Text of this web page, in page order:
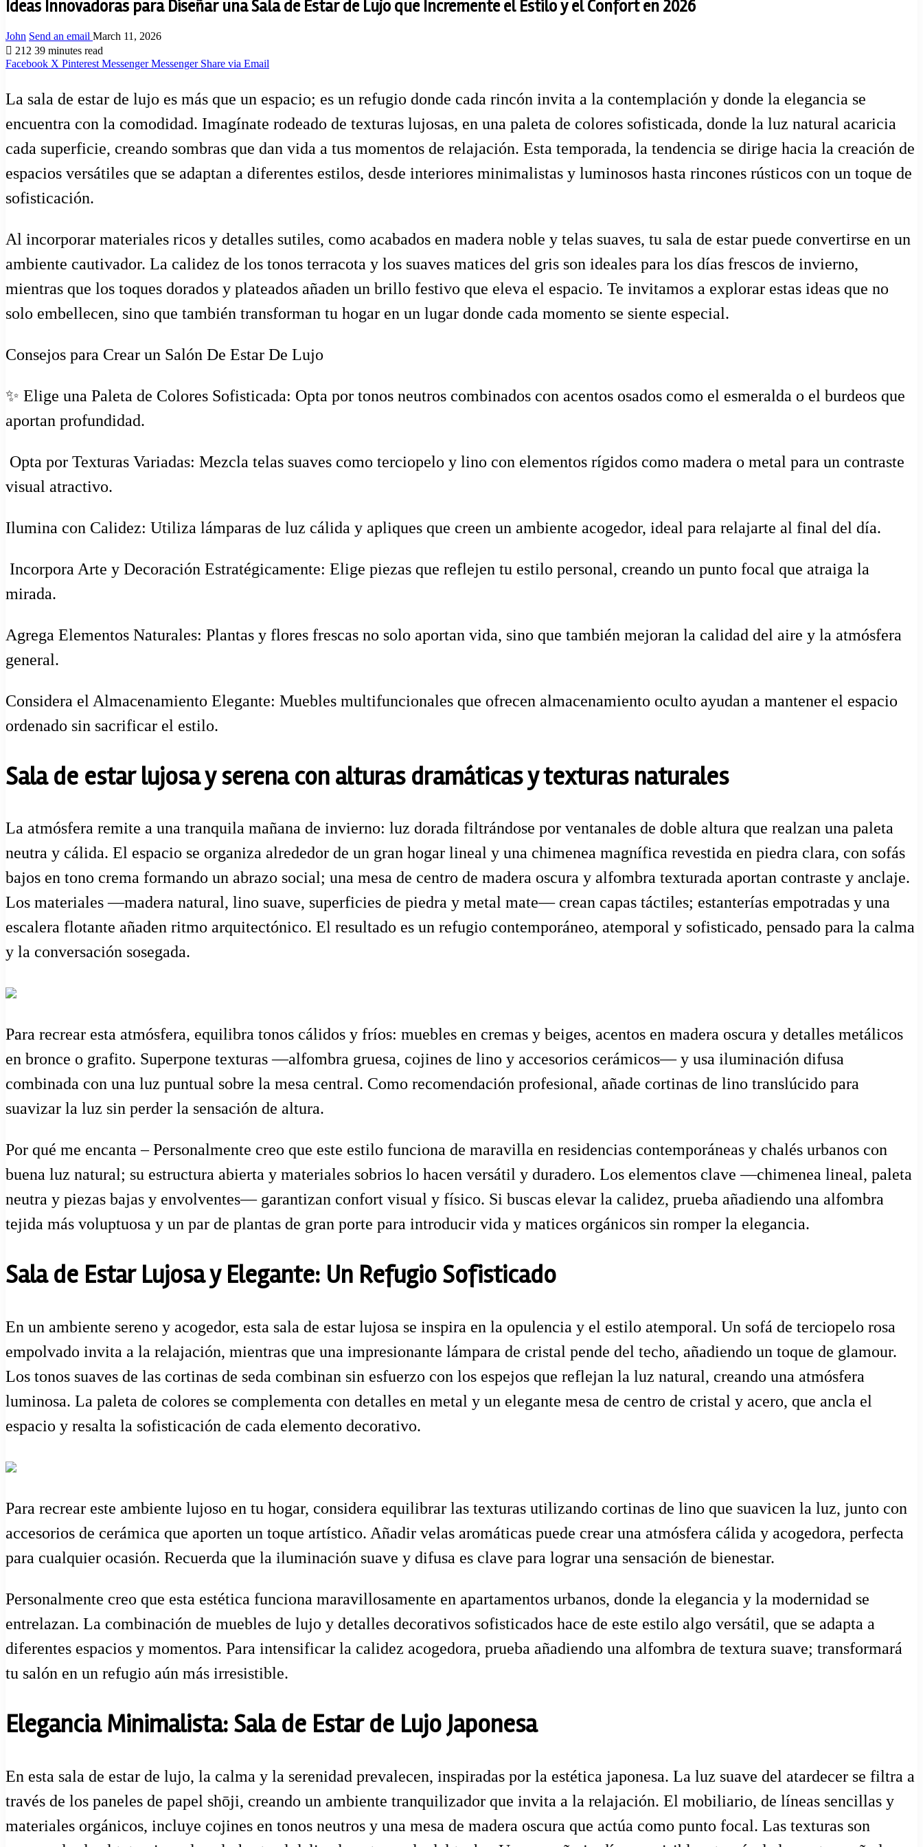
Ideas Innovadoras para Diseñar una Sala de Estar de Lujo que Incremente el Estilo y el Confort en 2026
John Send an email March 11, 2026
212 39 minutes read
Facebook X Pinterest Messenger Messenger Share via Email
La sala de estar de lujo es más que un espacio; es un refugio donde cada rincón invita a la contemplación y donde la elegancia se
encuentra con la comodidad. Imagínate rodeado de texturas lujosas, en una paleta de colores sofisticada, donde la luz natural acaricia
cada superficie, creando sombras que dan vida a tus momentos de relajación. Esta temporada, la tendencia se dirige hacia la creación de
espacios versátiles que se adaptan a diferentes estilos, desde interiores minimalistas y luminosos hasta rincones rústicos con un toque de
sofisticación.
Al incorporar materiales ricos y detalles sutiles, como acabados en madera noble y telas suaves, tu sala de estar puede convertirse en un
ambiente cautivador. La calidez de los tonos terracota y los suaves matices del gris son ideales para los días frescos de invierno,
mientras que los toques dorados y plateados añaden un brillo festivo que eleva el espacio. Te invitamos a explorar estas ideas que no
solo embellecen, sino que también transforman tu hogar en un lugar donde cada momento se siente especial.
Consejos para Crear un Salón De Estar De Lujo
✨ Elige una Paleta de Colores Sofisticada: Opta por tonos neutros combinados con acentos osados como el esmeralda o el burdeos que
aportan profundidad.
️ Opta por Texturas Variadas: Mezcla telas suaves como terciopelo y lino con elementos rígidos como madera o metal para un contraste
visual atractivo.
Ilumina con Calidez: Utiliza lámparas de luz cálida y apliques que creen un ambiente acogedor, ideal para relajarte al final del día.
️ Incorpora Arte y Decoración Estratégicamente: Elige piezas que reflejen tu estilo personal, creando un punto focal que atraiga la
mirada.
Agrega Elementos Naturales: Plantas y flores frescas no solo aportan vida, sino que también mejoran la calidad del aire y la atmósfera
general.
Considera el Almacenamiento Elegante: Muebles multifuncionales que ofrecen almacenamiento oculto ayudan a mantener el espacio
ordenado sin sacrificar el estilo.
Sala de estar lujosa y serena con alturas dramáticas y texturas naturales
La atmósfera remite a una tranquila mañana de invierno: luz dorada filtrándose por ventanales de doble altura que realzan una paleta
neutra y cálida. El espacio se organiza alrededor de un gran hogar lineal y una chimenea magnífica revestida en piedra clara, con sofás
bajos en tono crema formando un abrazo social; una mesa de centro de madera oscura y alfombra texturada aportan contraste y anclaje.
Los materiales —madera natural, lino suave, superficies de piedra y metal mate— crean capas táctiles; estanterías empotradas y una
escalera flotante añaden ritmo arquitectónico. El resultado es un refugio contemporáneo, atemporal y sofisticado, pensado para la calma
y la conversación sosegada.
Para recrear esta atmósfera, equilibra tonos cálidos y fríos: muebles en cremas y beiges, acentos en madera oscura y detalles metálicos
en bronce o grafito. Superpone texturas —alfombra gruesa, cojines de lino y accesorios cerámicos— y usa iluminación difusa
combinada con una luz puntual sobre la mesa central. Como recomendación profesional, añade cortinas de lino translúcido para
suavizar la luz sin perder la sensación de altura.
Por qué me encanta – Personalmente creo que este estilo funciona de maravilla en residencias contemporáneas y chalés urbanos con
buena luz natural; su estructura abierta y materiales sobrios lo hacen versátil y duradero. Los elementos clave —chimenea lineal, paleta
neutra y piezas bajas y envolventes— garantizan confort visual y físico. Si buscas elevar la calidez, prueba añadiendo una alfombra
tejida más voluptuosa y un par de plantas de gran porte para introducir vida y matices orgánicos sin romper la elegancia.
Sala de Estar Lujosa y Elegante: Un Refugio Sofisticado
En un ambiente sereno y acogedor, esta sala de estar lujosa se inspira en la opulencia y el estilo atemporal. Un sofá de terciopelo rosa
empolvado invita a la relajación, mientras que una impresionante lámpara de cristal pende del techo, añadiendo un toque de glamour.
Los tonos suaves de las cortinas de seda combinan sin esfuerzo con los espejos que reflejan la luz natural, creando una atmósfera
luminosa. La paleta de colores se complementa con detalles en metal y un elegante mesa de centro de cristal y acero, que ancla el
espacio y resalta la sofisticación de cada elemento decorativo.
Para recrear este ambiente lujoso en tu hogar, considera equilibrar las texturas utilizando cortinas de lino que suavicen la luz, junto con
accesorios de cerámica que aporten un toque artístico. Añadir velas aromáticas puede crear una atmósfera cálida y acogedora, perfecta
para cualquier ocasión. Recuerda que la iluminación suave y difusa es clave para lograr una sensación de bienestar.
Personalmente creo que esta estética funciona maravillosamente en apartamentos urbanos, donde la elegancia y la modernidad se
entrelazan. La combinación de muebles de lujo y detalles decorativos sofisticados hace de este estilo algo versátil, que se adapta a
diferentes espacios y momentos. Para intensificar la calidez acogedora, prueba añadiendo una alfombra de textura suave; transformará
tu salón en un refugio aún más irresistible.
Elegancia Minimalista: Sala de Estar de Lujo Japonesa
En esta sala de estar de lujo, la calma y la serenidad prevalecen, inspiradas por la estética japonesa. La luz suave del atardecer se filtra a
través de los paneles de papel shōji, creando un ambiente tranquilizador que invita a la relajación. El mobiliario, de líneas sencillas y
materiales orgánicos, incluye cojines en tonos neutros y una mesa de madera oscura que actúa como punto focal. Las texturas son